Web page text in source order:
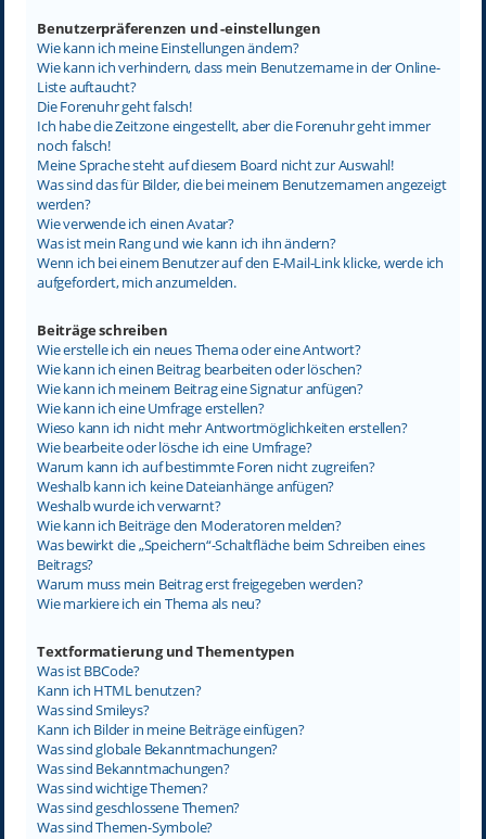
Benutzerpräferenzen und -einstellungen
Wie kann ich meine Einstellungen ändern?
Wie kann ich verhindern, dass mein Benutzername in der Online-
Liste auftaucht?
Die Forenuhr geht falsch!
Ich habe die Zeitzone eingestellt, aber die Forenuhr geht immer
noch falsch!
Meine Sprache steht auf diesem Board nicht zur Auswahl!
Was sind das für Bilder, die bei meinem Benutzernamen angezeigt
werden?
Wie verwende ich einen Avatar?
Was ist mein Rang und wie kann ich ihn ändern?
Wenn ich bei einem Benutzer auf den E-Mail-Link klicke, werde ich
aufgefordert, mich anzumelden.
Beiträge schreiben
Wie erstelle ich ein neues Thema oder eine Antwort?
Wie kann ich einen Beitrag bearbeiten oder löschen?
Wie kann ich meinem Beitrag eine Signatur anfügen?
Wie kann ich eine Umfrage erstellen?
Wieso kann ich nicht mehr Antwortmöglichkeiten erstellen?
Wie bearbeite oder lösche ich eine Umfrage?
Warum kann ich auf bestimmte Foren nicht zugreifen?
Weshalb kann ich keine Dateianhänge anfügen?
Weshalb wurde ich verwarnt?
Wie kann ich Beiträge den Moderatoren melden?
Was bewirkt die „Speichern“-Schaltfläche beim Schreiben eines
Beitrags?
Warum muss mein Beitrag erst freigegeben werden?
Wie markiere ich ein Thema als neu?
Textformatierung und Thementypen
Was ist BBCode?
Kann ich HTML benutzen?
Was sind Smileys?
Kann ich Bilder in meine Beiträge einfügen?
Was sind globale Bekanntmachungen?
Was sind Bekanntmachungen?
Was sind wichtige Themen?
Was sind geschlossene Themen?
Was sind Themen-Symbole?